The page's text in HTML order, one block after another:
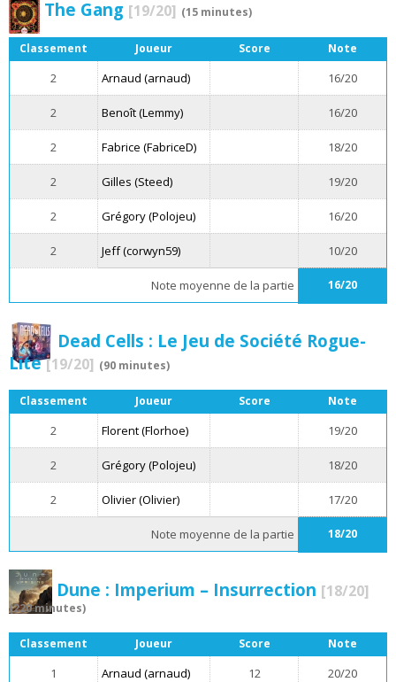
The Gang [19/20] (15 minutes)
Classement Joueur Score Note
2 Arnaud (arnaud) 16/20
2 Benoît (Lemmy) 16/20
2 Fabrice (FabriceD) 18/20
2 Gilles (Steed) 19/20
2 Grégory (Polojeu) 16/20
2 Jeff (corwyn59) 10/20
Note moyenne de la partie 16/20
Dead Cells : Le Jeu de Société Rogue-
Lite[19/20] (90 minutes)
Classement Joueur Score Note
2 Florent (Florhoe) 19/20
2 Grégory (Polojeu) 18/20
2 Olivier (Olivier) 17/20
Note moyenne de la partie 18/20
Dune : Imperium – Insurrection [18/20]
(220 minutes)
Classement Joueur Score Note
1 Arnaud (arnaud) 12 20/20